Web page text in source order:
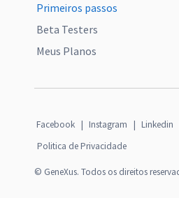
Primeiros passos
Beta Testers
Meus Planos
Facebook | Instagram | Linkedin
Politica de Privacidade
© GeneXus. Todos os direitos